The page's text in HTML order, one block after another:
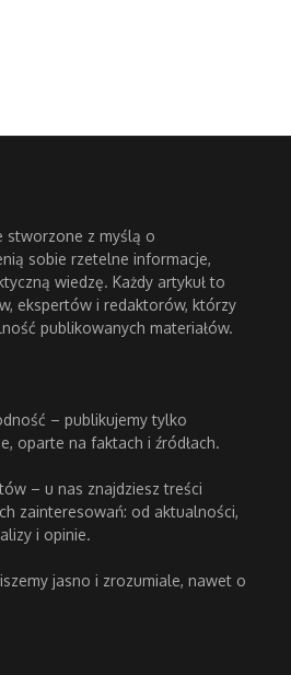
stworzone z myślą o
sobie rzetelne informacje,
wiedzę. Każdy artykuł to
ekspertów i redaktorów, którzy
publikowanych materiałów.
– publikujemy tylko
oparte na faktach i źródłach.
– u nas znajdziesz treści
zainteresowań: od aktualności,
i opinie.
jasno i zrozumiale, nawet o